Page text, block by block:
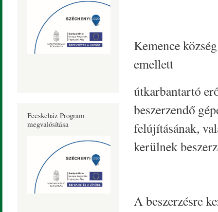
Fecskeház Program
megvalósítása
Kemence
emellett
útkarbantartó
beszerzendő
felújításának,
kerülnek
A beszerzésre